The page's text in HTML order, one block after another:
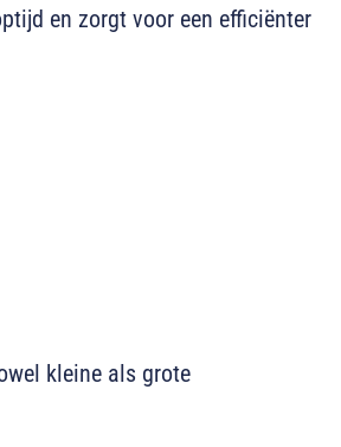
en zorgt voor een efficiënter
kleine als grote